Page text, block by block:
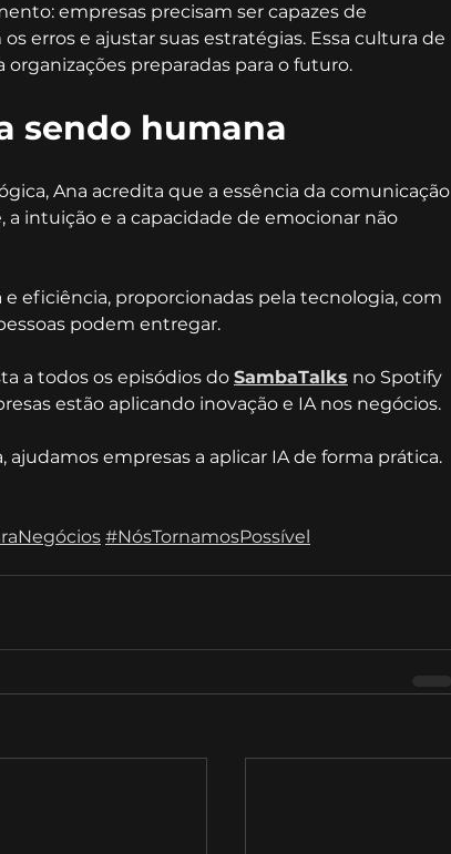
empresas precisam ser capazes de
erros e ajustar suas estratégias. Essa cultura de
preparadas para o futuro.
sendo humana
Ana acredita que a essência da comunicação
a intuição e a capacidade de emocionar não
eficiência, proporcionadas pela tecnologia, com
podem entregar.
a todos os episódios do SambaTalks no Spotify
estão aplicando inovação e IA nos negócios.
ajudamos empresas a aplicar IA de forma prática.
#NósTornamosPossível